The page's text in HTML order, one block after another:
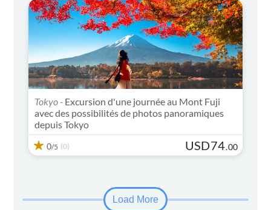
Tokyo - Excursion d'une journée au Mont Fuji
avec des possibilités de photos panoramiques
depuis Tokyo
0/5 (0) USD74.00
Load More